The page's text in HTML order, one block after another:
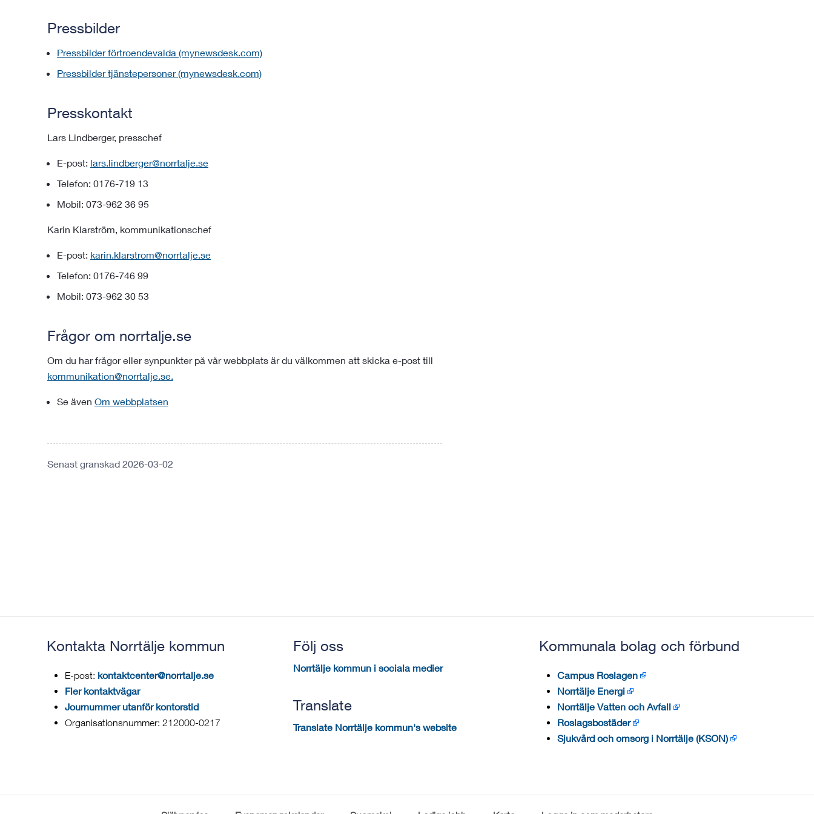
Pressbilder
Pressbilder förtroendevalda (mynewsdesk.com)
Pressbilder tjänstepersoner (mynewsdesk.com)
Presskontakt
Lars Lindberger, presschef
E-post: lars.lindberger@norrtalje.se
Telefon: 0176-719 13
Mobil: 073-962 36 95
Karin Klarström, kommunikationschef
E-post: karin.klarstrom@norrtalje.se
Telefon: 0176-746 99
Mobil: 073-962 30 53
Frågor om norrtalje.se
Om du har frågor eller synpunkter på vår webbplats är du välkommen att skicka e-post till
kommunikation@norrtalje.se.
Se även Om webbplatsen
Senast granskad 2026-03-02
Kontakta Norrtälje kommun
E-post: kontaktcenter@norrtalje.se
Fler kontaktvägar
Journummer utanför kontorstid
Organisationsnummer: 212000-0217
Följ oss
Norrtälje kommun i sociala medier
Translate
Translate Norrtälje kommun's website
Kommunala bolag och förbund
Campus Roslagen
Norrtälje Energi
Norrtälje Vatten och Avfall
Roslagsbostäder
Sjukvård och omsorg i Norrtälje (KSON)